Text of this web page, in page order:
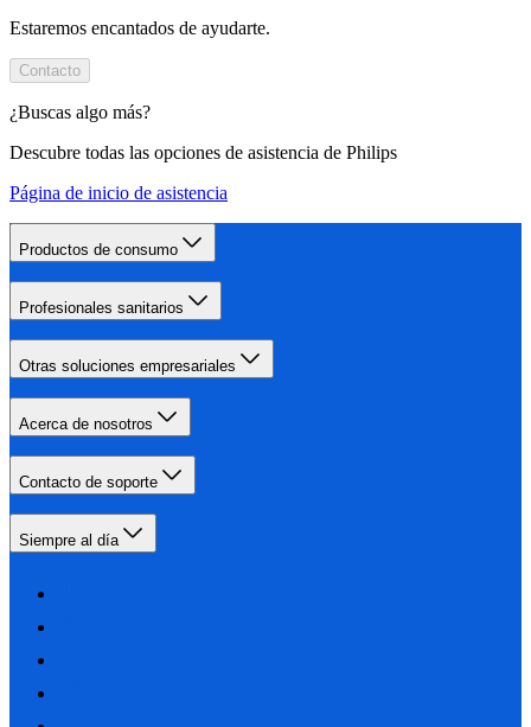
Estaremos encantados de ayudarte.
Contacto
¿Buscas algo más?
Descubre todas las opciones de asistencia de Philips
Página de inicio de asistencia
Productos de consumo
Profesionales sanitarios
Otras soluciones empresariales
Acerca de nosotros
Contacto de soporte
Siempre al día